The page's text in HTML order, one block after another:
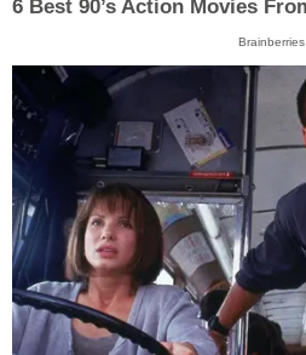
6 Best 90’s Action Movies
Brainberries